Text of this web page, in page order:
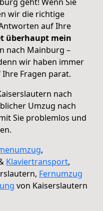
wir die richtige
auf Ihre
überhaupt mein
nach Mainburg –
wir haben immer
Fragen parat.
nach
Umzug nach
Sie problemlos und
,
Klaviertransport,
Fernumzug
von Kaiserslautern